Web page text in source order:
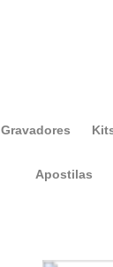
Gravadores
Apostilas